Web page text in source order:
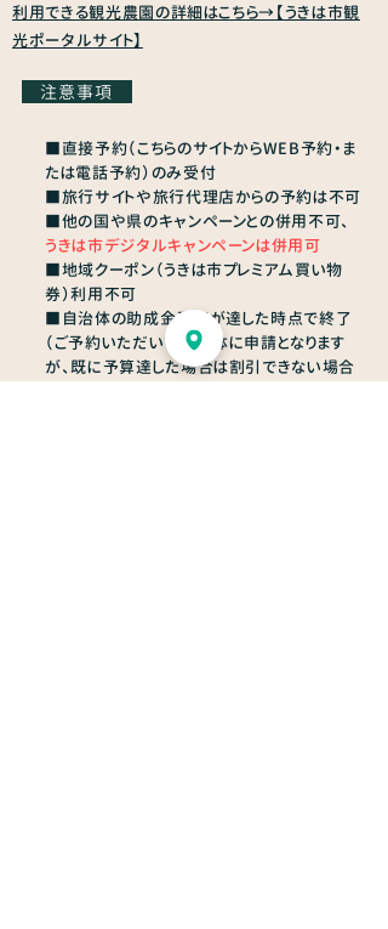
利用できる観光農園の詳細はこちら→【うきは市観
光ポータルサイト】
注意事項
■直接予約（こちらのサイトからWEB予約・ま
たは電話予約）のみ受付
■旅行サイトや旅行代理店からの予約は不可
■他の国や県のキャンペーンとの併用不可、
うきは市デジタルキャンペーンは併用可
■地域クーポン（うきは市プレミアム買い物
券）利用不可
■自治体の助成金予算が達した時点で終了
（ご予約いただいて自治体に申請となります
が、既に予算達した場合は割引できない場合